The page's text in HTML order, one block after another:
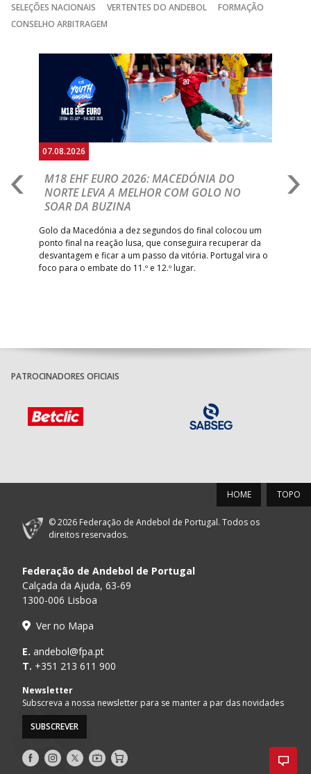
SELEÇÕES NACIONAIS
VERTENTES DO ANDEBOL
FORMAÇÃO
CONSELHO ARBITRAGEM
07.08.2026
M18 EHF EURO 2026: MACEDÓNIA DO
NORTE LEVA A MELHOR COM GOLO NO
SOAR DA BUZINA
Golo da Macedónia a dez segundos do final colocou um
ponto final na reação lusa, que conseguira recuperar da
desvantagem e ficar a um passo da vitória. Portugal vira o
foco para o embate do 11.º e 12.º lugar.
PATROCINADORES OFICIAIS
TOPO
HOME
© 2026 Federação de Andebol de Portugal. Todos os
direitos reservados.
Federação de Andebol de Portugal
Calçada da Ajuda, 63-69
1300-006 Lisboa
Ver no Mapa
E. andebol@fpa.pt
T. +351 213 611 900
Newsletter
Subscreva a nossa newsletter para se manter a par das novidades
SUBSCREVER
Siga-
nos
Siga-
nos
Siga-
nos
AndebolTV
Loja